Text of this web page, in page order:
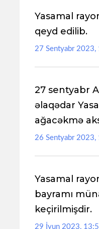
Yasamal
qeyd edilib.
27 Sentyabr 2023,
27 sentyabr
əlaqədar
ağacəkmə
26 Sentyabr 2023,
Yasamal
bayramı
keçirilmişdir.
29 İyun 2023,